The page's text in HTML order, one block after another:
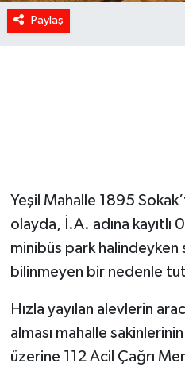
Paylaş
Yeşil Mahalle 1895
olayda, İ.A. adına kayıtlı
minibüs park halindeyken
bilinmeyen bir nedenle
Hızla yayılan alevlerin
alması mahalle
üzerine 112 Acil Çağrı